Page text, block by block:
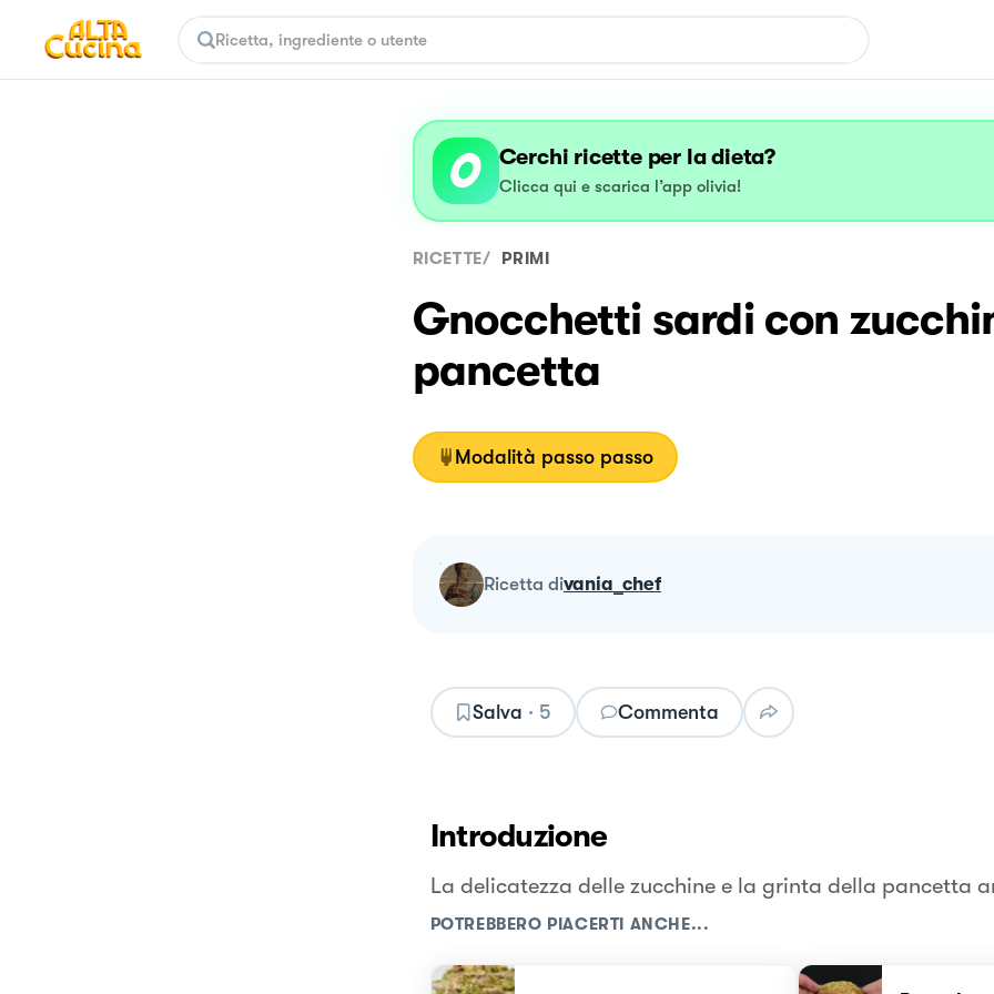
Cerchi ricette per la dieta?
Clicca qui e scarica l’app olivia!
RICETTE/ PRIMI
Gnocchetti sardi con
pancetta
Modalità passo passo
ricetta divania_chef
Salva · 5 Commenta
Introduzione
La delicatezza delle zucchine e la grinta della pancetta
POTREBBERO PIACERTI ANCHE...